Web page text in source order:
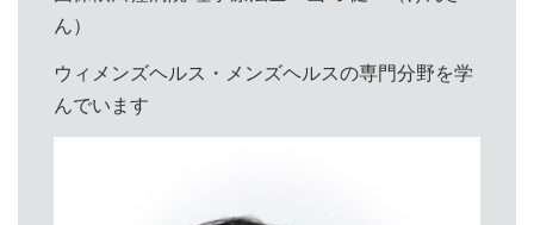
ん）
ウィメンズヘルス・メンズヘルスの専門分野を学
んでいます